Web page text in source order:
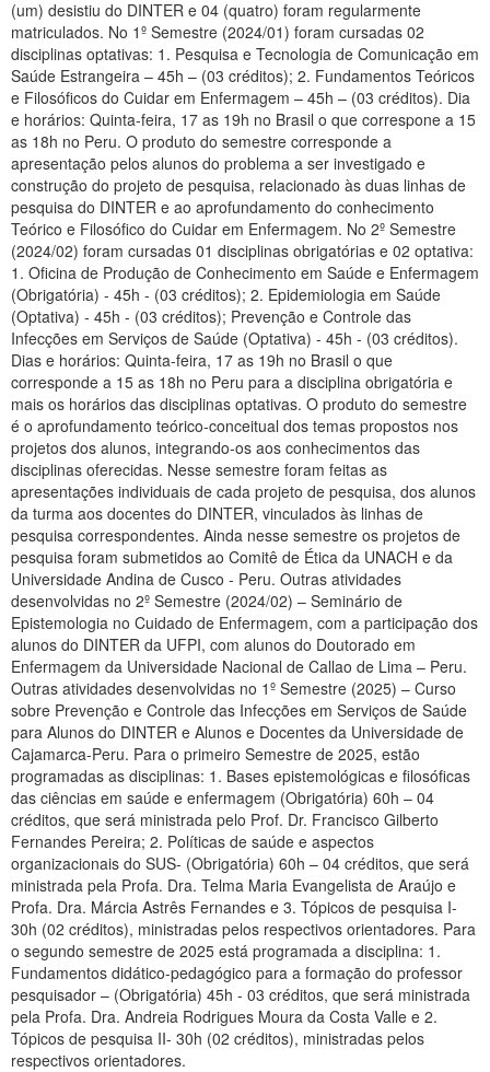
(um) desistiu do DINTER e 04 (quatro) foram regularmente
matriculados. No 1º Semestre (2024/01) foram cursadas 02
disciplinas optativas: 1. Pesquisa e Tecnologia de Comunicação em
Saúde Estrangeira – 45h – (03 créditos); 2. Fundamentos Teóricos
e Filosóficos do Cuidar em Enfermagem – 45h – (03 créditos). Dia
e horários: Quinta-feira, 17 as 19h no Brasil o que correspone a 15
as 18h no Peru. O produto do semestre corresponde a
apresentação pelos alunos do problema a ser investigado e
construção do projeto de pesquisa, relacionado às duas linhas de
pesquisa do DINTER e ao aprofundamento do conhecimento
Teórico e Filosófico do Cuidar em Enfermagem. No 2º Semestre
(2024/02) foram cursadas 01 disciplinas obrigatórias e 02 optativa:
1. Oficina de Produção de Conhecimento em Saúde e Enfermagem
(Obrigatória) - 45h - (03 créditos); 2. Epidemiologia em Saúde
(Optativa) - 45h - (03 créditos); Prevenção e Controle das
Infecções em Serviços de Saúde (Optativa) - 45h - (03 créditos).
Dias e horários: Quinta-feira, 17 as 19h no Brasil o que
corresponde a 15 as 18h no Peru para a disciplina obrigatória e
mais os horários das disciplinas optativas. O produto do semestre
é o aprofundamento teórico-conceitual dos temas propostos nos
projetos dos alunos, integrando-os aos conhecimentos das
disciplinas oferecidas. Nesse semestre foram feitas as
apresentações individuais de cada projeto de pesquisa, dos alunos
da turma aos docentes do DINTER, vinculados às linhas de
pesquisa correspondentes. Ainda nesse semestre os projetos de
pesquisa foram submetidos ao Comitê de Ética da UNACH e da
Universidade Andina de Cusco - Peru. Outras atividades
desenvolvidas no 2º Semestre (2024/02) – Seminário de
Epistemologia no Cuidado de Enfermagem, com a participação dos
alunos do DINTER da UFPI, com alunos do Doutorado em
Enfermagem da Universidade Nacional de Callao de Lima – Peru.
Outras atividades desenvolvidas no 1º Semestre (2025) – Curso
sobre Prevenção e Controle das Infecções em Serviços de Saúde
para Alunos do DINTER e Alunos e Docentes da Universidade de
Cajamarca-Peru. Para o primeiro Semestre de 2025, estão
programadas as disciplinas: 1. Bases epistemológicas e filosóficas
das ciências em saúde e enfermagem (Obrigatória) 60h – 04
créditos, que será ministrada pelo Prof. Dr. Francisco Gilberto
Fernandes Pereira; 2. Políticas de saúde e aspectos
organizacionais do SUS- (Obrigatória) 60h – 04 créditos, que será
ministrada pela Profa. Dra. Telma Maria Evangelista de Araújo e
Profa. Dra. Márcia Astrês Fernandes e 3. Tópicos de pesquisa I-
30h (02 créditos), ministradas pelos respectivos orientadores. Para
o segundo semestre de 2025 está programada a disciplina: 1.
Fundamentos didático-pedagógico para a formação do professor
pesquisador – (Obrigatória) 45h - 03 créditos, que será ministrada
pela Profa. Dra. Andreia Rodrigues Moura da Costa Valle e 2.
Tópicos de pesquisa II- 30h (02 créditos), ministradas pelos
respectivos orientadores.